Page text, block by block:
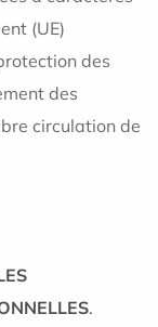
(UE)
des
des
circulation de
.